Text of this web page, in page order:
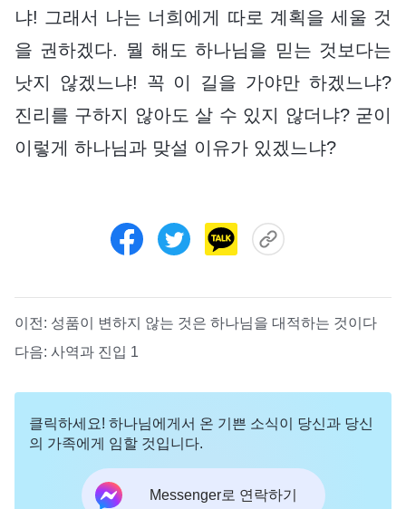
냐! 그래서 나는 너희에게 따로 계획을 세울 것
을 권하겠다. 뭘 해도 하나님을 믿는 것보다는
낫지 않겠느냐! 꼭 이 길을 가야만 하겠느냐?
진리를 구하지 않아도 살 수 있지 않더냐? 굳이
이렇게 하나님과 맞설 이유가 있겠느냐?
이전: 성품이 변하지 않는 것은 하나님을 대적하는 것이다
다음: 사역과 진입 1
클릭하세요! 하나님에게서 온 기쁜 소식이 당신과 당신
의 가족에게 임할 것입니다.
Messenger로 연락하기